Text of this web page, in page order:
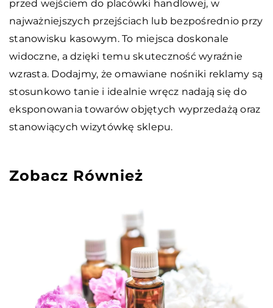
przed wejściem do placówki handlowej, w
najważniejszych przejściach lub bezpośrednio przy
stanowisku kasowym. To miejsca doskonale
widoczne, a dzięki temu skuteczność wyraźnie
wzrasta. Dodajmy, że omawiane nośniki reklamy są
stosunkowo tanie i idealnie wręcz nadają się do
eksponowania towarów objętych wyprzedażą oraz
stanowiących wizytówkę sklepu.
Zobacz Również